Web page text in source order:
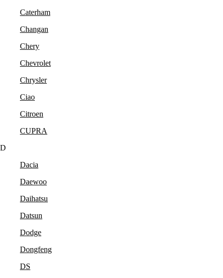
Caterham
Changan
Chery
Chevrolet
Chrysler
Ciao
Citroen
CUPRA
D
Dacia
Daewoo
Daihatsu
Datsun
Dodge
Dongfeng
DS